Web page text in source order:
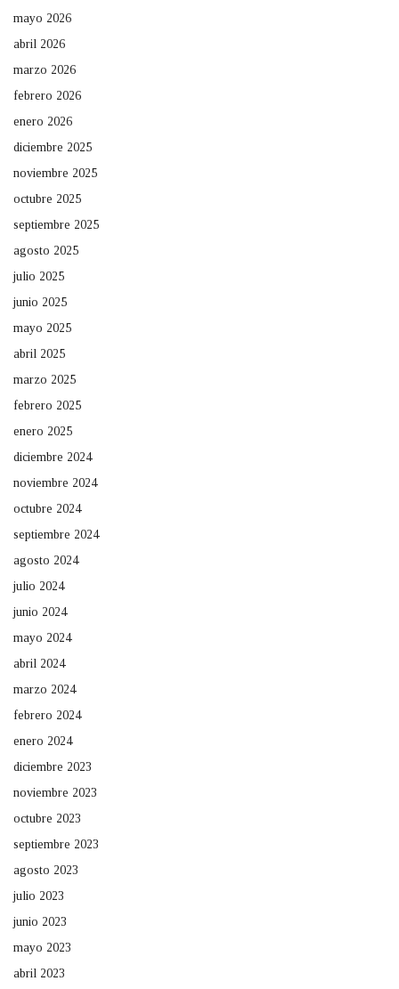
mayo 2026
abril 2026
marzo 2026
febrero 2026
enero 2026
diciembre 2025
noviembre 2025
octubre 2025
septiembre 2025
agosto 2025
julio 2025
junio 2025
mayo 2025
abril 2025
marzo 2025
febrero 2025
enero 2025
diciembre 2024
noviembre 2024
octubre 2024
septiembre 2024
agosto 2024
julio 2024
junio 2024
mayo 2024
abril 2024
marzo 2024
febrero 2024
enero 2024
diciembre 2023
noviembre 2023
octubre 2023
septiembre 2023
agosto 2023
julio 2023
junio 2023
mayo 2023
abril 2023